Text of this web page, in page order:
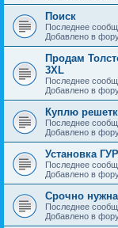
Поиск
Последнее
Добавлено в
Продам
3XL
Последнее
Добавлено в
Куплю
Последнее
Добавлено в
Установка
Последнее
Добавлено в
Срочно
Последнее
Добавлено в